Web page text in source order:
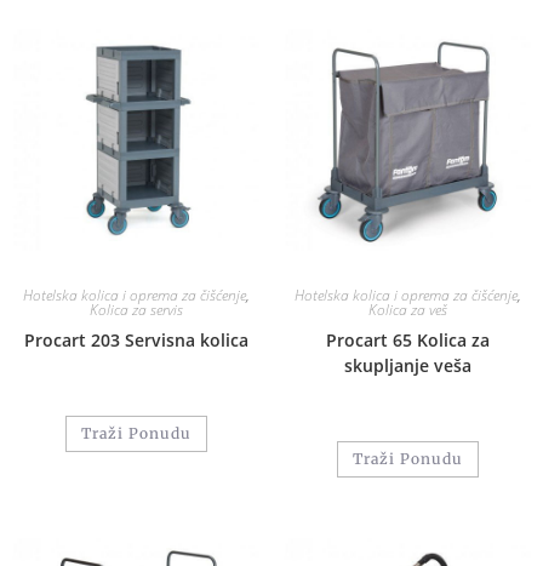
Hotelska kolica i oprema za čišćenje,
Kolica za servis
Procart 203 Servisna kolica
Traži Ponudu
Hotelska kolica i oprema za čišćenje,
Kolica za veš
Procart 65 Kolica za
skupljanje veša
Traži Ponudu